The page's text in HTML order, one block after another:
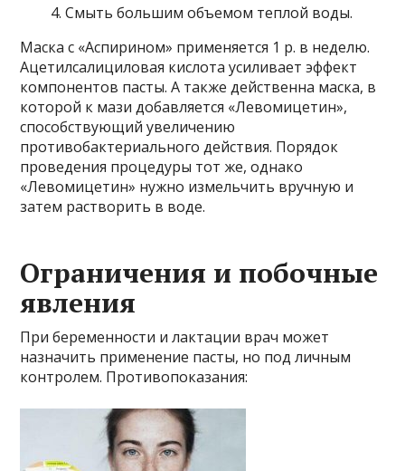
Смыть большим объемом теплой воды.
Маска с «Аспирином» применяется 1 р. в неделю.
Ацетилсалициловая кислота усиливает эффект
компонентов пасты. А также действенна маска, в
которой к мази добавляется «Левомицетин»,
способствующий увеличению
противобактериального действия. Порядок
проведения процедуры тот же, однако
«Левомицетин» нужно измельчить вручную и
затем растворить в воде.
Ограничения и побочные
явления
При беременности и лактации врач может
назначить применение пасты, но под личным
контролем. Противопоказания: